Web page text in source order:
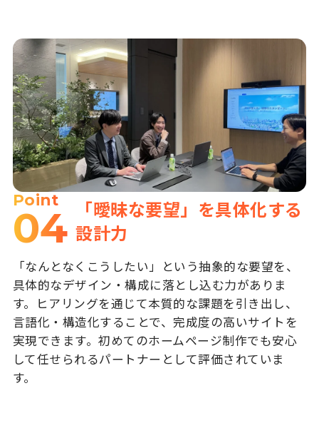
Point
04
「曖昧な要望」を具体化する
設計力
「なんとなくこうしたい」という抽象的な要望を、
具体的なデザイン・構成に落とし込む力がありま
す。ヒアリングを通じて本質的な課題を引き出し、
言語化・構造化することで、完成度の高いサイトを
実現できます。初めてのホームページ制作でも安心
して任せられるパートナーとして評価されていま
す。